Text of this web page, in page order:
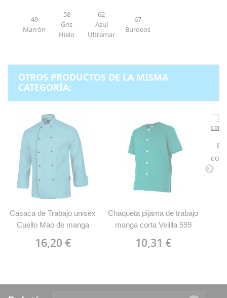
49
Marrón
58
Gris
Hielo
62
Azul
Ultramar
67
Burdeos
OTROS PRODUCTOS DE LA MISMA
CATEGORÍA:
Casaca de Trabajo unisex
Cuello Mao de manga
16,20 €
Chaqueta pijama de trabajo
manga corta Velilla 599
10,31 €